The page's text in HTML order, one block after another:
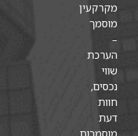
מקרקעין
מוסמך
–
הערכת
שווי
נכסים,
חוות
דעת